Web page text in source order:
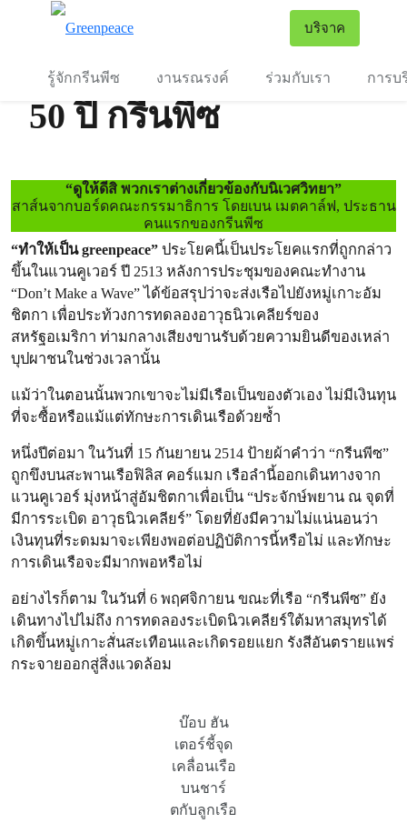
บริจาค
รู้จักกรีนพีซ งานรณรงค์ ร่วมกับเรา การบ
50 ปี กรีนพีซ
“ดูให้ดีสิ พวกเราต่างเกี่ยวข้องกับนิเวศวิทยา”
สาส์นจากบอร์ดคณะกรรมาธิการ โดยเบน เมตคาล์ฟ, ประธาน
คนแรกของกรีนพีซ
“ทำให้เป็น greenpeace” ประโยคนี้เป็นประโยคแรกที่ถูกกล่าว
ขึ้นในแวนคูเวอร์ ปี 2513 หลังการประชุมของคณะทำงาน
“Don’t Make a Wave” ได้ข้อสรุปว่าจะส่งเรือไปยังหมู่เกาะอัม
ชิตกา เพื่อประท้วงการทดลองอาวุธนิวเคลียร์ของ
สหรัฐอเมริกา ท่ามกลางเสียงขานรับด้วยความยินดีของเหล่า
บุปผาชนในช่วงเวลานั้น
แม้ว่าในตอนนั้นพวกเขาจะไม่มีเรือเป็นของตัวเอง ไม่มีเงินทุน
ที่จะซื้อหรือแม้แต่ทักษะการเดินเรือด้วยซ้ำ
หนึ่งปีต่อมา ในวันที่ 15 กันยายน 2514 ป้ายผ้าคำว่า “กรีนพีซ”
ถูกขึงบนสะพานเรือฟิลิส คอร์แมก เรือลำนี้ออกเดินทางจาก
แวนคูเวอร์ มุ่งหน้าสู่อัมชิตกาเพื่อเป็น “ประจักษ์พยาน ณ จุดที่
มีการระเบิด อาวุธนิวเคลียร์” โดยที่ยังมีความไม่แน่นอนว่า
เงินทุนที่ระดมมาจะเพียงพอต่อปฏิบัติการนี้หรือไม่ และทักษะ
การเดินเรือจะมีมากพอหรือไม่
อย่างไรก็ตาม ในวันที่ 6 พฤศจิกายน ขณะที่เรือ “กรีนพีซ” ยัง
เดินทางไปไม่ถึง การทดลองระเบิดนิวเคลียร์ใต้มหาสมุทรได้
เกิดขึ้นหมู่เกาะสั่นสะเทือนและเกิดรอยแยก รังสีอันตรายแพร่
กระจายออกสู่สิ่งแวดล้อม
บ๊อบ ฮัน
เตอร์ชี้จุด
เคลื่อนเรือ
บนชาร์
ตกับลูกเรือ